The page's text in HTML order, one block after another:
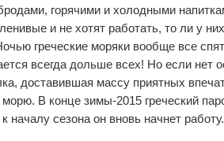
горячими и холодными
и не хотят работать, то ли у
греческие моряки вообще все
всегда дольше всех! Но если нет
доставившая массу приятных
В конце зимы-2015 греческий
началу сезона он вновь начнет работу.